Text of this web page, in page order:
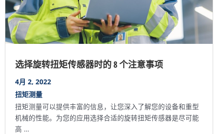
选择旋转扭矩传感器时的 8 个注意事项
4月 2, 2022
扭矩测量
扭矩测量可以提供丰富的信息，让您深入了解您的设备和重型
机械的性能。为您的应用选择合适的旋转扭矩传感器是尽可能
高 …